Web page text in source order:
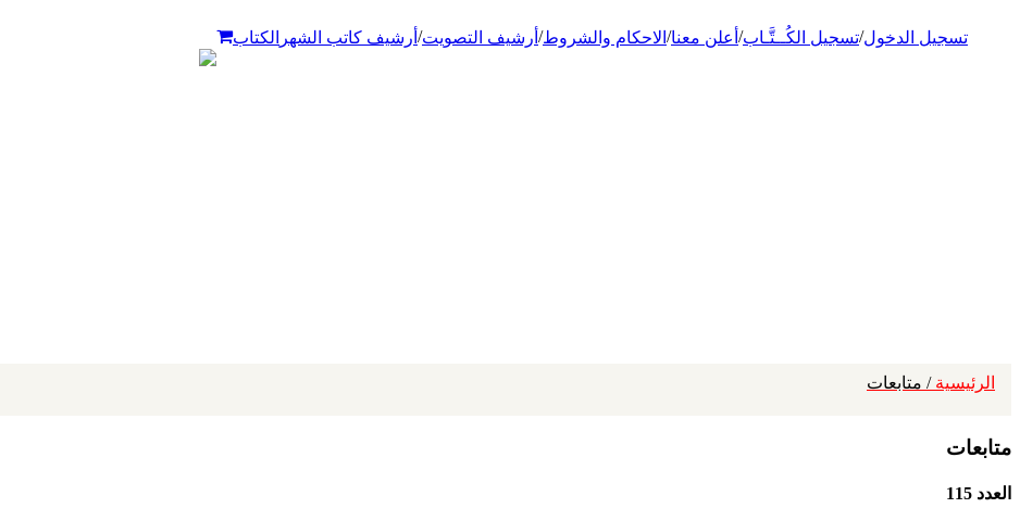
تسجيل الدخول/تسجيل الكُــتَّـاب/ أعلن معنا/ الاحكام والشروط/ أرشيف التصويت/ أرشيف كاتب الشهر الكتاب
الرئيسية / متابعات
متابعات
العدد 115